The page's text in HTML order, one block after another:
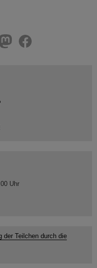
Uhr
der Teilchen durch die